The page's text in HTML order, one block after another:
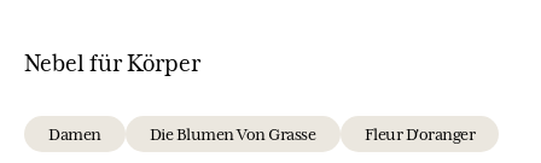
Nebel für Körper
Damen Die Blumen Von Grasse Fleur D'oranger